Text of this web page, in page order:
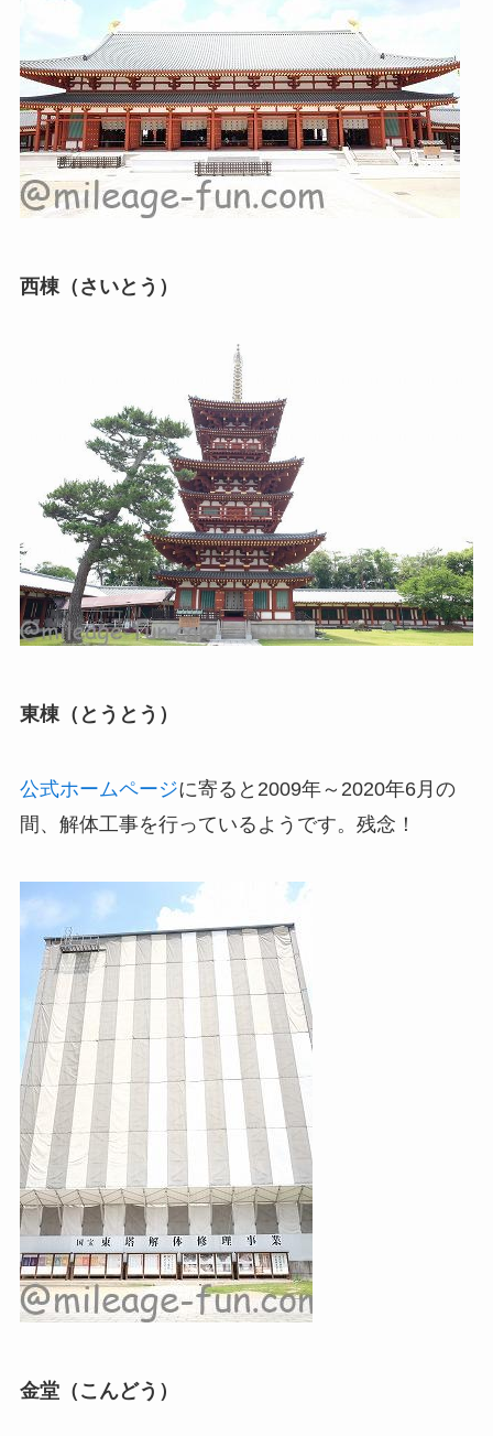
西棟（さいとう）
東棟（とうとう）
公式ホームページに寄ると2009年～2020年6月の
間、解体工事を行っているようです。残念！
金堂（こんどう）